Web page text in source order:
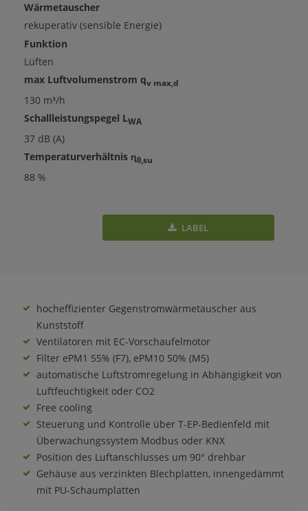
Wärmetauscher
rekuperativ (sensible Energie)
Funktion
Lüften
max Luftvolumenstrom qv max,d
130 m³/h
Schallleistungspegel LWA
37 dB (A)
Temperaturverhältnis ɳθ,su
88 %
LABEL
hocheffizienter Gegenstromwärmetauscher aus
Kunststoff
Ventilatoren mit EC-Vorschaufelmotor
Filter ePM1 55% (F7), ePM10 50% (M5)
automatische Luftstromregelung in Abhängigkeit von
Luftfeuchtigkeit oder CO2
Free cooling
Steuerung und Kontrolle über T-EP-Bedienfeld mit
Überwachungssystem Modbus oder KNX
Position des Luftanschlusses um 90° drehbar
Gehäuse aus verzinkten Blechplatten, innengedämmt
mit PU-Schaumplatten